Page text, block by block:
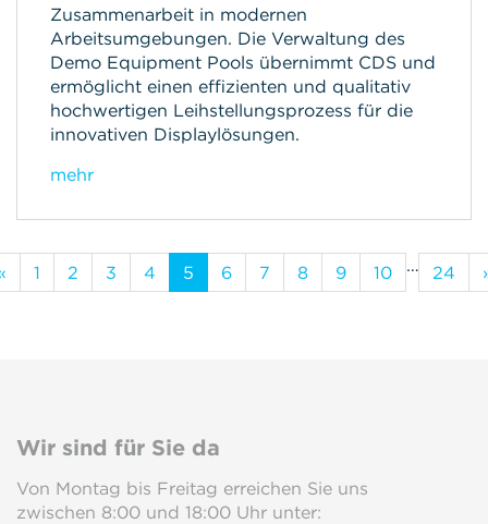
Zusammenarbeit in modernen
Arbeitsumgebungen. Die Verwaltung des
Demo Equipment Pools übernimmt CDS und
ermöglicht einen effizienten und qualitativ
hochwertigen Leihstellungsprozess für die
innovativen Displaylösungen.
mehr
1 2 3 4 5 6 7 8 9 10 … 24
Wir sind für Sie da
Von Montag bis Freitag erreichen Sie uns
zwischen 8:00 und 18:00 Uhr unter: